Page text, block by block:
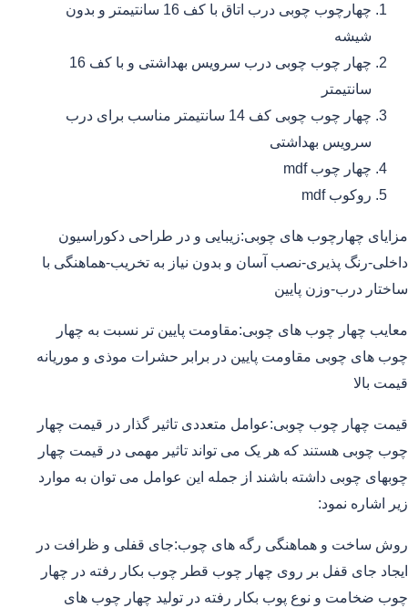
چهارچوب چوبی درب اتاق با کف 16 سانتیمتر و بدون
شیشه
چهار چوب چوبی درب سرویس بهداشتی و با کف 16
سانتیمتر
چهار چوب چوبی کف 14 سانتیمتر مناسب برای درب
سرویس بهداشتی
چهار چوب mdf
روکوب mdf
مزایای چهارچوب های چوبی:زیبایی و در طراحی دکوراسیون
داخلی-رنگ پذیری-نصب آسان و بدون نیاز به تخریب-هماهنگی با
ساختار درب-وزن پایین
معایب چهار چوب های چوبی:مقاومت پایین تر نسبت به چهار
چوب های چوبی مقاومت پایین در برابر حشرات موذی و موریانه
قیمت بالا
قیمت چهار چوب چوبی:عوامل متعددی تاثیر گذار در قیمت چهار
چوب چوبی هستند که هر یک می تواند تاثیر مهمی در قیمت چهار
چوبهای چوبی داشته باشند از جمله این عوامل می توان به موارد
زیر اشاره نمود:
روش ساخت و هماهنگی رگه های چوب:جای قفلی و ظرافت در
ایجاد جای قفل بر روی چهار چوب قطر چوب بکار رفته در چهار
چوب ضخامت و نوع پوب بکار رفته در تولید چهار چوب های